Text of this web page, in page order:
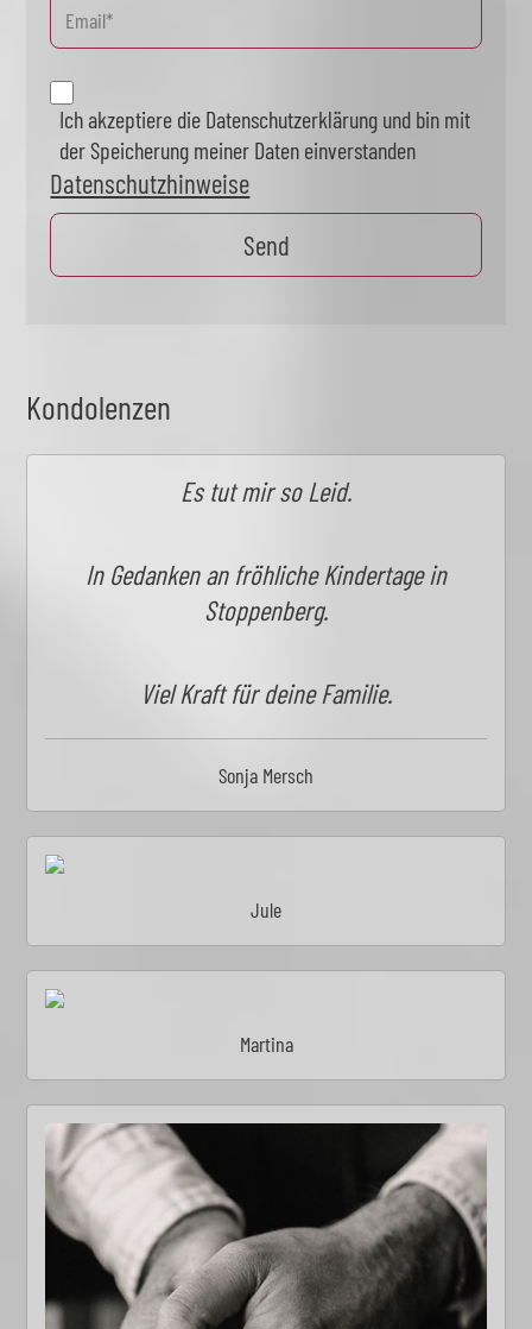
Ich akzeptiere die Datenschutzerklärung und bin mit
der Speicherung meiner Daten einverstanden
Datenschutzhinweise
Kondolenzen
Es tut mir so Leid.
In Gedanken an fröhliche Kindertage in
Stoppenberg.
Viel Kraft für deine Familie.
Sonja Mersch
Jule
Martina